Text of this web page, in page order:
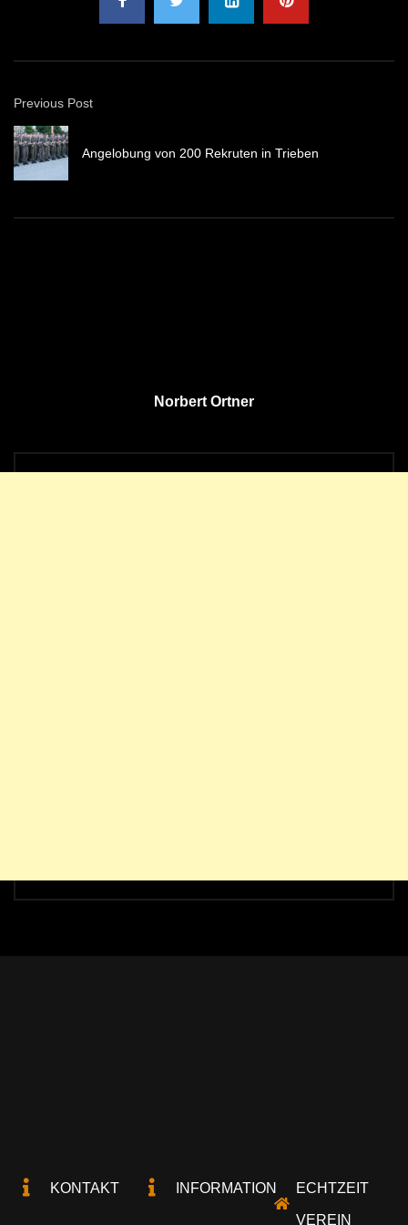
Previous Post
Angelobung von 200 Rekruten in Trieben
Norbert Ortner
KONTAKT INFORMATION ECHTZEIT
VEREIN